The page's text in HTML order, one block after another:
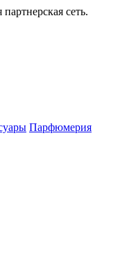
сеть.
Парфюмерия